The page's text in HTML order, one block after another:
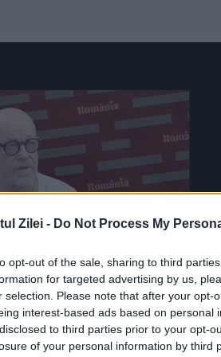
Zilei - Do Not Process My
opt-out of the sale, sharing to third
for targeted advertising by us,
selection. Please note that after your opt-
interest-based ads based on personal
to third parties prior to your opt-
of your personal information by third
un tratament rece din